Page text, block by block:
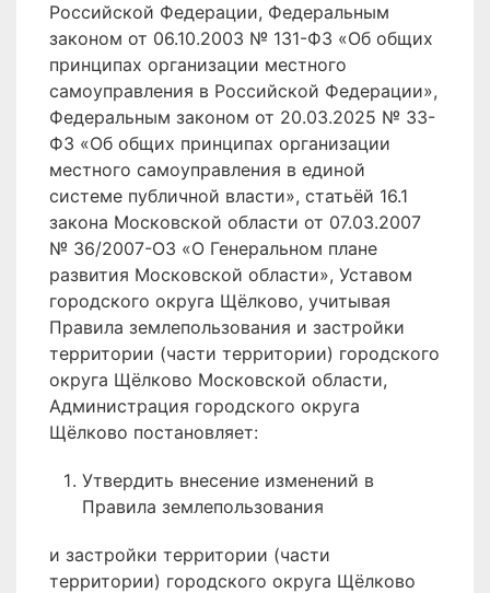
Российской Федерации, Федеральным
законом от 06.10.2003 № 131-ФЗ «Об общих
принципах организации местного
самоуправления в Российской Федерации»,
Федеральным законом от 20.03.2025 № 33-
ФЗ «Об общих принципах организации
местного самоуправления в единой
системе публичной власти», статьёй 16.1
закона Московской области от 07.03.2007
№ 36/2007-ОЗ «О Генеральном плане
развития Московской области», Уставом
городского округа Щёлково, учитывая
Правила землепользования и застройки
территории (части территории) городского
округа Щёлково Московской области,
Администрация городского округа
Щёлково постановляет:
Утвердить внесение изменений в
Правила землепользования
и застройки территории (части
территории) городского округа Щёлково